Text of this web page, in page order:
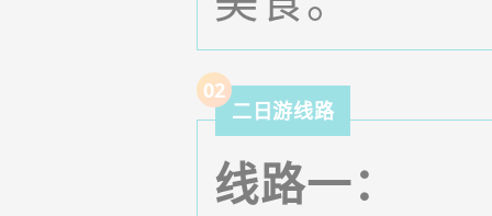
02
二日游线路
线路一：